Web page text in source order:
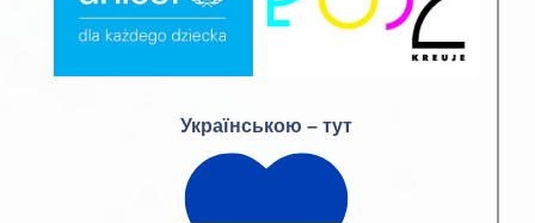
Українською – тут